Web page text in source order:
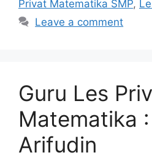
Privat Matematika SMP,
Leave a comment
Guru Les
Matematika
Arifudin